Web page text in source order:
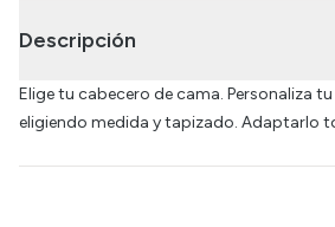
Descripción
Elige tu cabecero de cama. Personaliza tu
eligiendo medida y tapizado. Adaptarlo